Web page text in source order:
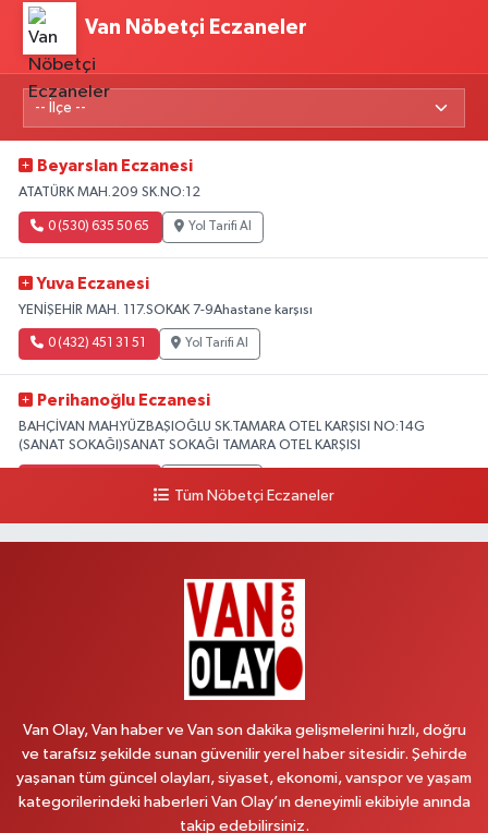
Van Nöbetçi Eczaneler
Beyarslan Eczanesi
ATATÜRK MAH.209 SK.NO:12
0 (530) 635 50 65 Yol Tarifi Al
Yuva Eczanesi
YENİŞEHİR MAH. 117.SOKAK 7-9Ahastane karşısı
0 (432) 451 31 51 Yol Tarifi Al
Perihanoğlu Eczanesi
BAHÇİVAN MAH.YÜZBAŞIOĞLU SK.TAMARA OTEL KARŞISI NO:14G
(SANAT SOKAĞI)SANAT SOKAĞI TAMARA OTEL KARŞISI
Yol Tarifi Al
BEYAZIT MAH.ZEYLAN CADDESİ OKYANUS GİYİM YANI NO:1
Afşar Eczanesi
Kazım Karabekir cad.Eski Araştırma Hastanesi karşısı (kent park karşısı )
Tüm Nöbetçi Eczaneler
Van Olay, Van haber ve Van son dakika gelişmelerini hızlı, doğru
ve tarafsız şekilde sunan güvenilir yerel haber sitesidir. Şehirde
yaşanan tüm güncel olayları, siyaset, ekonomi, vanspor ve yaşam
kategorilerindeki haberleri Van Olay’ın deneyimli ekibiyle anında
takip edebilirsiniz.